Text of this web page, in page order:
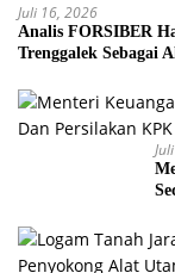
Juli 16, 2026
Analis FORSIBER
Trenggalek Sebagai